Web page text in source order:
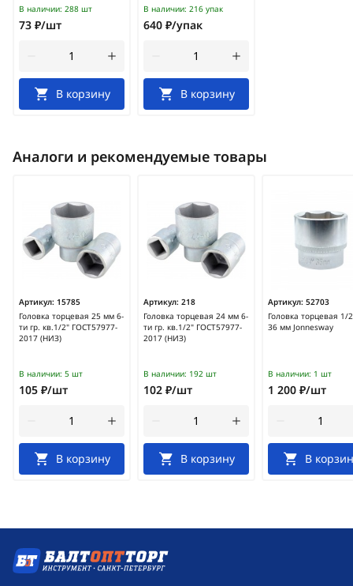
В наличии: 288 шт
73 ₽/шт
В корзину
В наличии: 216 упак
640 ₽/упак
В корзину
Аналоги и рекомендуемые товары
Артикул: 15785
Головка торцевая 25 мм 6-
ти гр. кв.1/2" ГОСТ57977-
2017 (НИЗ)
В наличии: 5 шт
105 ₽/шт
В корзину
Артикул: 218
Головка торцевая 24 мм 6-
ти гр. кв.1/2" ГОСТ57977-
2017 (НИЗ)
В наличии: 192 шт
102 ₽/шт
В корзину
Артикул: 52703
Головка торцевая 1/
36 мм Jonnesway
В наличии: 1 шт
1 200 ₽/шт
В